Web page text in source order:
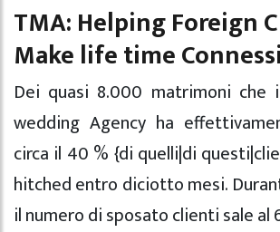
TMA: Helping Foreign
Make life time
Dei quasi 8.000 matrimoni che
wedding Agency ha
circa il 40 % {di quelli|di
hitched entro diciotto mesi.
il numero di sposato clienti sale al